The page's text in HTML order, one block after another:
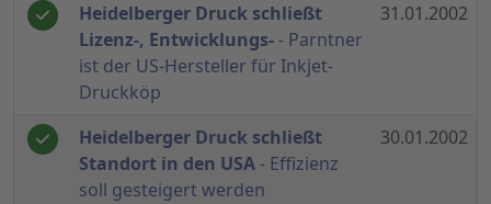
Heidelberger Druck schließt
Lizenz-, Entwicklungs-- Parntner
ist der US-Hersteller für Inkjet-
Druckköp
31.01.2002
Heidelberger Druck schließt
Standort in den USA - Effizienz
soll gesteigert werden
30.01.2002